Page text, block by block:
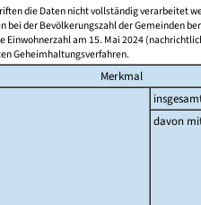
die Daten nicht vollständig verarbeitet
der Bevölkerungszahl der Gemeinden
Einwohnerzahl am 15. Mai 2024
Geheimhaltungsverfahren.
Merkmal
davon